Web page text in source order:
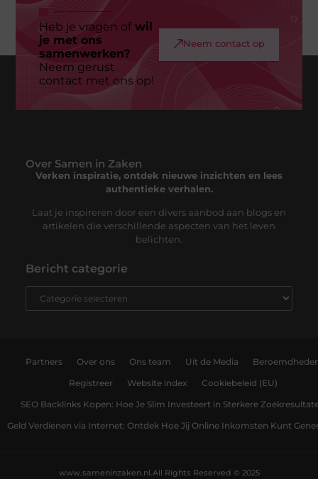
Heb je vragen ofwil
je met ons
samenwerken?
Neem gerust
contact met ons op!
Neem contact op
Over Samen in Zaken
Verken inspiratie, ontdek nieuwe inzichten en lees
authentieke verhalen.
Laat je inspireren door een divers aanbod aan blogs en
artikelen die verschillende aspecten van het leven
belichten.
Bericht categorie
Partners Over ons Ons team Uit de Media
Registreer Website index Cookiebeleid (EU)
SEO Backlinks Kopen: Hoe Je Slim Investeert in Sterkere
Geld Verdienen via Internet: Ontdek Hoe Jij Online Inkomsten Kunt
All Rights Reserved © 2025
www.sameninzaken.nl.